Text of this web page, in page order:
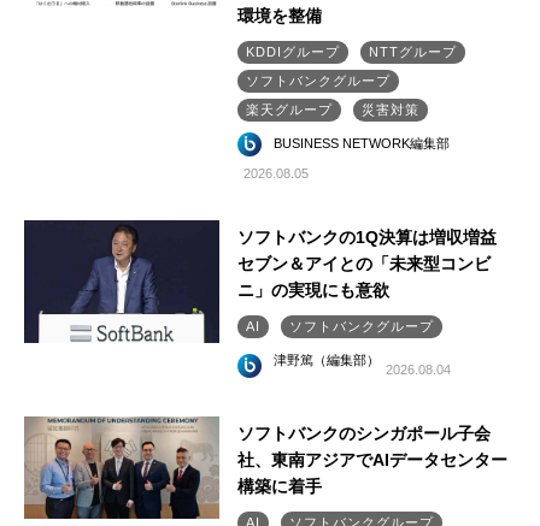
環境を整備
KDDIグループ
NTTグループ
ソフトバンクグループ
楽天グループ
災害対策
BUSINESS NETWORK編集部
2026.08.05
ソフトバンクの1Q決算は増収増益
セブン＆アイとの「未来型コンビ
ニ」の実現にも意欲
AI ソフトバンクグループ
津野篤（編集部）
2026.08.04
ソフトバンクのシンガポール子会
社、東南アジアでAIデータセンター
構築に着手
AI
ソフトバンクグループ